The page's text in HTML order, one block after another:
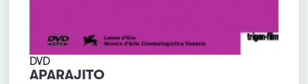
DVD
APARAJITO